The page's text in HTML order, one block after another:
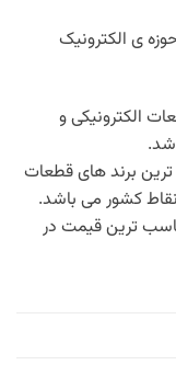
دهه تجربه در حوزه ی الکترونیک
الکترونیکی و
برند های قطعات
کشور می باشد.
ترین قیمت در